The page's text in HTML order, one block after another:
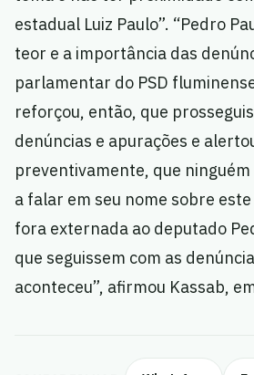
estadual Luiz Paulo”. “Pedro
teor e a importância das
parlamentar do PSD
reforçou, então, que
denúncias e apurações e
preventivamente, que
a falar em seu nome sobre
fora externada ao deputado
que seguissem com as
aconteceu”, afirmou Kassab,